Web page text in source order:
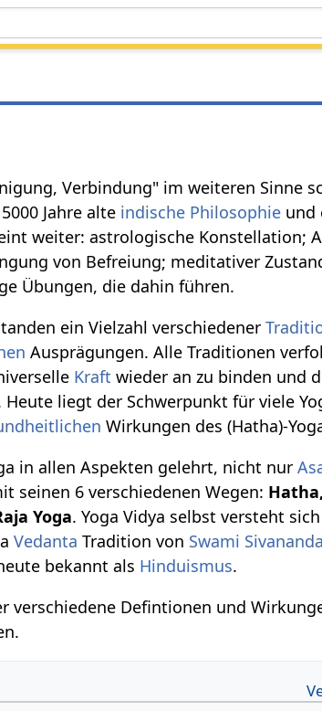
Verbindung" im weiteren Sinne
Jahre alte indische Philosophie und
weiter: astrologische Konstellation;
von Befreiung; meditativer
Übungen, die dahin führen.
ein Vielzahl verschiedener
Ausprägungen. Alle Traditionen
Kraft wieder an zu binden und
Heute liegt der Schwerpunkt für viele
Wirkungen des (Hatha)-
in allen Aspekten gelehrt, nicht nur
seinen 6 verschiedenen Wegen:
Yoga. Yoga Vidya selbst versteht
Vedanta Tradition von Swami Sivananda
bekannt als Hinduismus.
verschiedene Defintionen und